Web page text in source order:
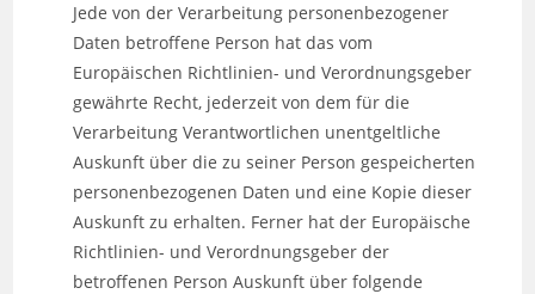
Jede von der Verarbeitung personenbezogener
Daten betroffene Person hat das vom
Europäischen Richtlinien- und Verordnungsgeber
gewährte Recht, jederzeit von dem für die
Verarbeitung Verantwortlichen unentgeltliche
Auskunft über die zu seiner Person gespeicherten
personenbezogenen Daten und eine Kopie dieser
Auskunft zu erhalten. Ferner hat der Europäische
Richtlinien- und Verordnungsgeber der
betroffenen Person Auskunft über folgende